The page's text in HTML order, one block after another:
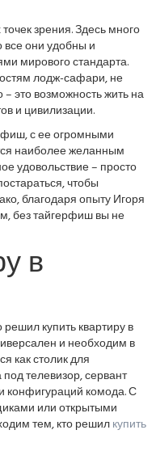
зрения. Здесь много
все они удобны и
мирового стандарта.
лодж-сафари, не
это возможность жить на
и цивилизации.
с ее огромными
наиболее желанным
удовольствие – просто
чтобы
благодаря опыту Игоря
без тайгерфиш вы не
в
купить квартиру в
и необходим в
как столик для
телевизор, сервант
конфигураций комода. С
или открытыми
тем, кто решилкупить